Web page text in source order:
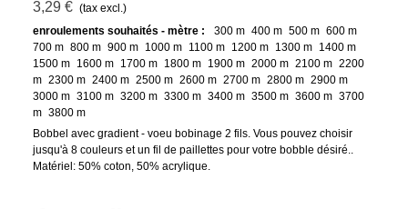
3,29 € (tax excl.)
enroulements souhaités - mètre :
300 m 400 m 500 m 600 m
700 m 800 m 900 m 1000 m 1100 m 1200 m 1300 m 1400 m
1500 m 1600 m 1700 m 1800 m 1900 m 2000 m 2100 m 2200
m 2300 m 2400 m 2500 m 2600 m 2700 m 2800 m 2900 m
3000 m 3100 m 3200 m 3300 m 3400 m 3500 m 3600 m 3700
m 3800 m
Bobbel avec gradient - voeu bobinage 2 fils. Vous pouvez choisir
jusqu'à 8 couleurs et un fil de paillettes pour votre bobble désiré..
Matériel: 50% coton, 50% acrylique.